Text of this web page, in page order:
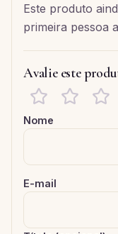
Este produto
primeira pessoa
Avalie este
Nome
E-mail